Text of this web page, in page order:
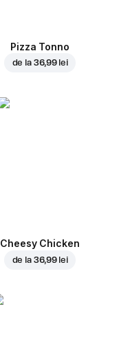
Pizza Tonno
de la 36,99 lei
Cheesy Chicken
de la 36,99 lei